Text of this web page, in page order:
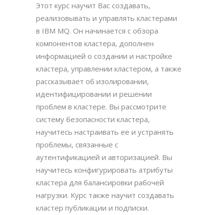
Этот курс научит Вас создавать,
реализовывать и управлять кластерами
в IBM MQ. Он начинается с обзора
компонентов кластера, дополнен
информацией о создании и настройке
кластера, управлении кластером, а также
рассказывает об изолировании,
идентифицировании и решении
проблем в кластере. Вы рассмотрите
систему безопасности кластера,
научитесь настраивать ее и устранять
проблемы, связанные с
аутентификацией и авторизацией. Вы
научитесь конфигурировать атрибуты
кластера для балансировки рабочей
нагрузки. Курс также научит создавать
кластер публикации и подписки.